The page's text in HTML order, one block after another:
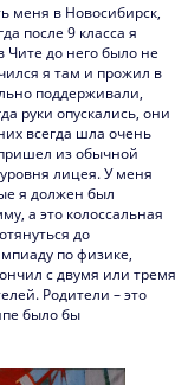
меня в Новосибирск,
после 9 класса я
Чите до него было не
я там и прожил в
поддерживали,
руки опускались, они
всегда шла очень
из обычной
лицея. У меня
я должен был
а это колоссальная
до
по физике,
с двумя или тремя
Родители – это
было бы